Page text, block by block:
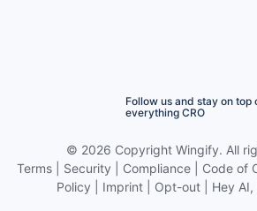
Follow us and stay on top
everything CRO
© 2026 Copyright Wingify. All
Terms
Security Compliance Code of
Policy
Imprint Opt-out Hey